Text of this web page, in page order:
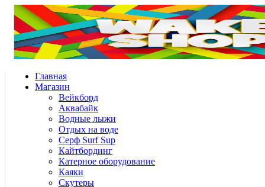
Главная
Магазин
Вейкборд
Аквабайк
Водные лыжи
Отдых на воде
Серф Surf Sup
Кайтбординг
Катерное оборудование
Каяки
Скутеры